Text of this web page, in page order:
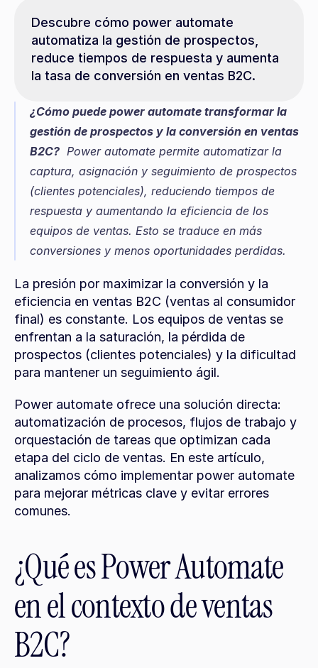
Descubre cómo power automate
automatiza la gestión de prospectos,
reduce tiempos de respuesta y aumenta
la tasa de conversión en ventas B2C.
¿Cómo puede power automate transformar la
gestión de prospectos y la conversión en ventas
B2C?
  Power automate permite automatizar la
captura, asignación y seguimiento de prospectos
(clientes potenciales), reduciendo tiempos de
respuesta y aumentando la eficiencia de los
equipos de ventas. Esto se traduce en más
conversiones y menos oportunidades perdidas.
La presión por maximizar la conversión y la
eficiencia en ventas B2C (ventas al consumidor
final) es constante. Los equipos de ventas se
enfrentan a la saturación, la pérdida de
prospectos (clientes potenciales) y la dificultad
para mantener un seguimiento ágil.
Power automate ofrece una solución directa:
automatización de procesos, flujos de trabajo y
orquestación de tareas que optimizan cada
etapa del ciclo de ventas. En este artículo,
analizamos cómo implementar power automate
para mejorar métricas clave y evitar errores
comunes.
¿Qué es Power Automate
en el contexto de ventas
B2C?